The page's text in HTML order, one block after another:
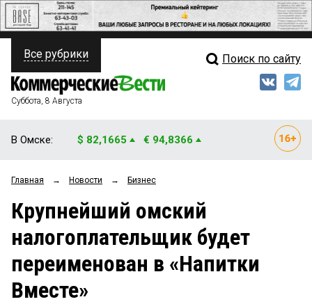
ПОЛИТИКА
ФИНАНСЫ
ОБЩЕСТВО
ЗАКОН
Свежий выпуск
Рейтинги
Блоги
Архив
Все рубрики Поиск по сайту
Суббота, 8 Августа
В Омске: $ 82,1665 € 94,8366
Главная → Новости → Бизнес
Крупнейший омский
налогоплательщик будет
переименован в «Напитки
Вместе»